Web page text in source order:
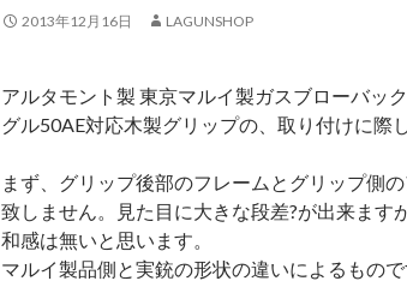
2013年12月16日 LAGUNSHOP
アルタモント製 東京マルイ製ガスブローバッ
グル50AE対応木製グリップの、取り付けに際
まず、グリップ後部のフレームとグリップ側
致しません。見た目に大きな段差?が出来ます
和感は無いと思います。
マルイ製品側と実銃の形状の違いによるもので